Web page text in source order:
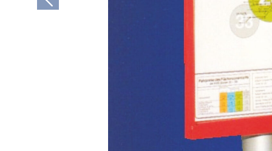
Previous